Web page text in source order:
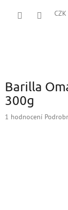
CZK
Barilla
300g
Průměrné
1 hodnocení